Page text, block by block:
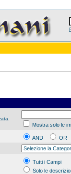
Mostra solo le
AND
OR
Tutti i Campi
Solo le